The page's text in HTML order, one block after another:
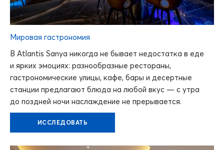
Мировая гастрономия
В Atlantis Sanya никогда не бывает недостатка в еде
и ярких эмоциях: разнообразные рестораны,
гастрономические улицы, кафе, бары и десертные
станции предлагают блюда на любой вкус — с утра
до поздней ночи наслаждение не прерывается.
ИССЛЕДОВАТЬ